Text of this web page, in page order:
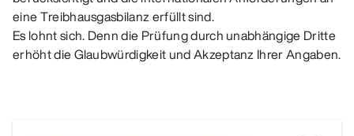
eine Treibhausgasbilanz erfüllt sind.
Es lohnt sich. Denn die Prüfung durch unabhängige Dritte
erhöht die Glaubwürdigkeit und Akzeptanz Ihrer Angaben.